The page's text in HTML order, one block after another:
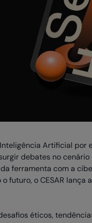
Artificial
debates no
ferramenta com a
futuro, o CESAR lança
éticos,